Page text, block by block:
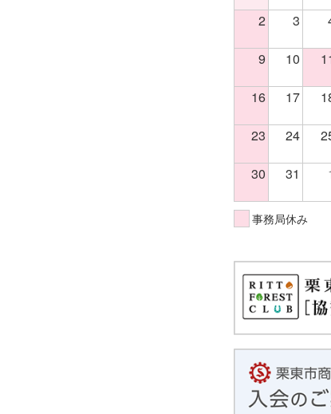
2 3
9 10
16 17
23 24
30 31
事務局休み